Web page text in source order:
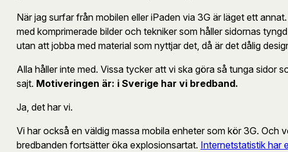
När jag surfar från mobilen eller iPaden via 3G är läget ett
med komprimerade bilder och tekniker som håller sidornas
utan att jobba med material som nyttjar det, då är det dålig
Alla håller inte med. Vissa tycker att vi ska göra så tunga sidor
sajt. Motiveringen är: i Sverige har vi bredband.
Ja, det har vi.
Vi har också en väldig massa mobila enheter som kör 3G.
bredbanden fortsätter öka explosionsartat. Internetstatistik har